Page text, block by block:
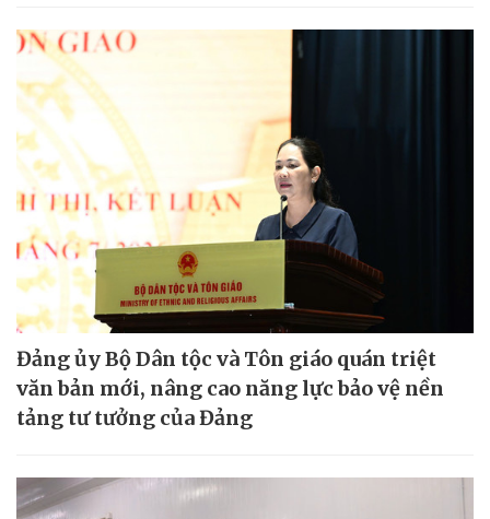
Đảng ủy Bộ Dân tộc và Tôn giáo quán triệt
văn bản mới, nâng cao năng lực bảo vệ nền
tảng tư tưởng của Đảng